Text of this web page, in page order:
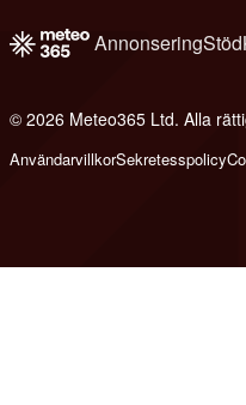
AnnonseringStöd
© 2026 Meteo365 Ltd. Alla
AnvändarvillkorSekretesspolicy